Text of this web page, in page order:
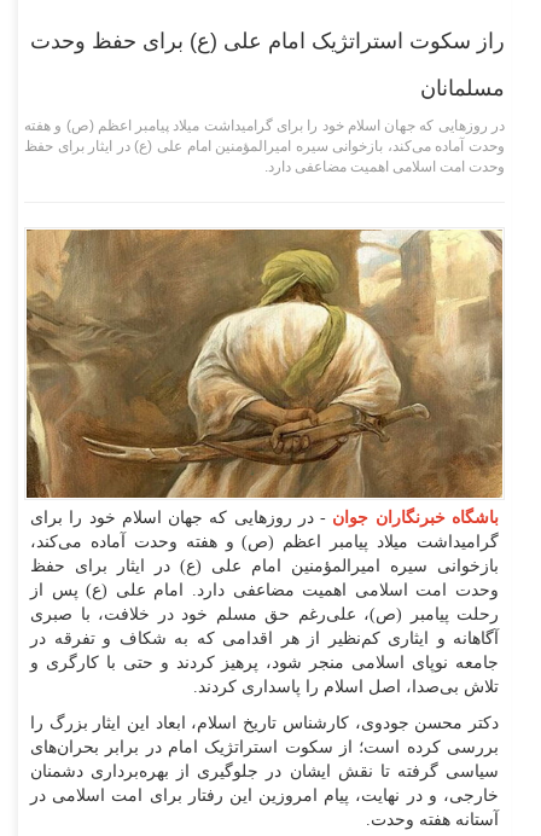
راز سکوت استراتژیک امام علی (ع) برای حفظ وحدت
مسلمانان
در روزهایی که جهان اسلام خود را برای گرامیداشت میلاد پیامبر اعظم (ص) و هفته
وحدت آماده می‌کند، بازخوانی سیره امیرالمؤمنین امام علی (ع) در ایثار برای حفظ
وحدت امت اسلامی اهمیت مضاعفی دارد.
باشگاه خبرنگاران جوان - در روزهایی که جهان اسلام خود را برای
گرامیداشت میلاد پیامبر اعظم (ص) و هفته وحدت آماده می‌کند،
بازخوانی سیره امیرالمؤمنین امام علی (ع) در ایثار برای حفظ
وحدت امت اسلامی اهمیت مضاعفی دارد. امام علی (ع) پس از
رحلت پیامبر (ص)، علی‌رغم حق مسلم خود در خلافت، با صبری
آگاهانه و ایثاری کم‌نظیر از هر اقدامی که به شکاف و تفرقه در
جامعه نوپای اسلامی منجر شود، پرهیز کردند و حتی با کارگری و
تلاش بی‌صدا، اصل اسلام را پاسداری کردند.
دکتر محسن جودوی، کارشناس تاریخ اسلام، ابعاد این ایثار بزرگ را
بررسی کرده است؛ از سکوت استراتژیک امام در برابر بحران‌های
سیاسی گرفته تا نقش ایشان در جلوگیری از بهره‌برداری دشمنان
خارجی، و در نهایت، پیام امروزین این رفتار برای امت اسلامی در
آستانه هفته وحدت.